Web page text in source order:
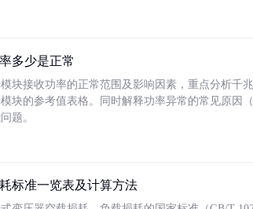
多少是正常
块接收功率的正常范围及影响因素，重点分析千
块的参考值表格。同时解释功率异常的常见原因
题。
标准一览表及计算方法